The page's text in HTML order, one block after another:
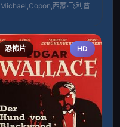
Michael,Copon,西蒙·飞利普
恐怖片 HD